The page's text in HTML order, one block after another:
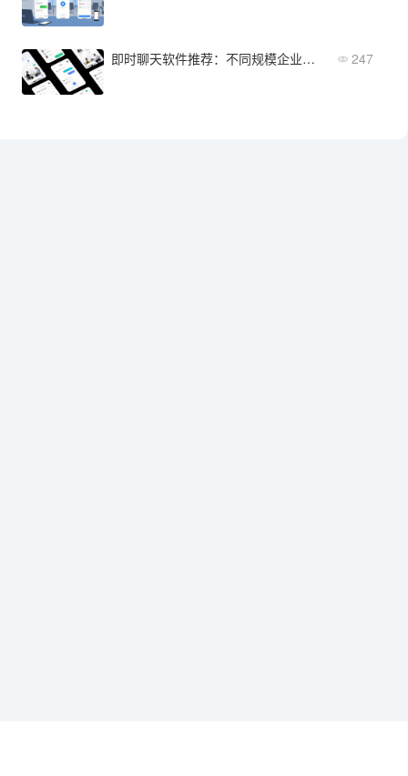
即时聊天软件推荐：不同规模企业的最佳选型方案 247